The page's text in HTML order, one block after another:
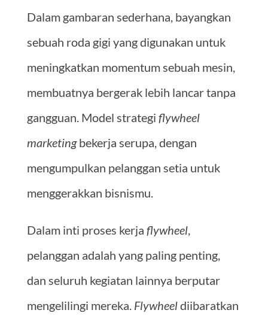
Dalam gambaran sederhana, bayangkan
sebuah roda gigi yang digunakan untuk
meningkatkan momentum sebuah mesin,
membuatnya bergerak lebih lancar tanpa
gangguan. Model strategi flywheel
marketingbekerja serupa, dengan
mengumpulkan pelanggan setia untuk
menggerakkan bisnismu.
Dalam inti proses kerja flywheel,
pelanggan adalah yang paling penting,
dan seluruh kegiatan lainnya berputar
mengelilingi mereka. Flywheeldiibaratkan